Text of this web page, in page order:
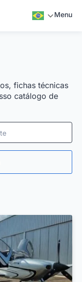
Menu
fichas técnicas
catálogo de